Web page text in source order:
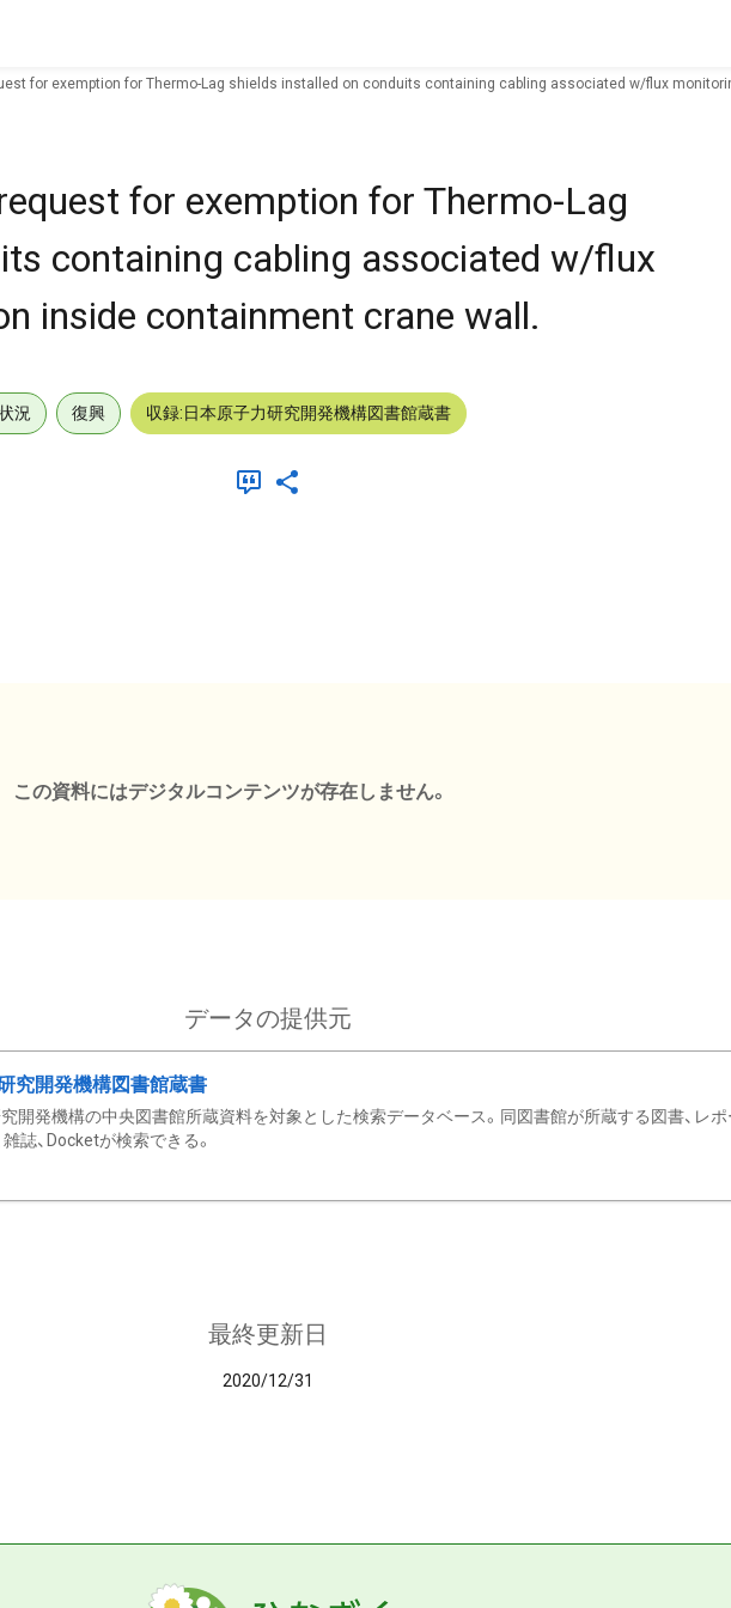
for exemption for Thermo-Lag shields installed on conduits containing cabling associated w/flux
for exemption for Thermo-Lag
containing cabling associated w/flux
inside containment crane wall.
況 復興 収録:日本原子力研究開発機構図書館蔵書
この資料にはデジタルコンテンツが存在しません。
データの提供元
究開発機構図書館蔵書
開発機構の中央図書館所蔵資料を対象とした検索データベース。同図書館が所蔵する図書、レポ
雑誌、Docketが検索できる。
最終更新日
2020/12/31